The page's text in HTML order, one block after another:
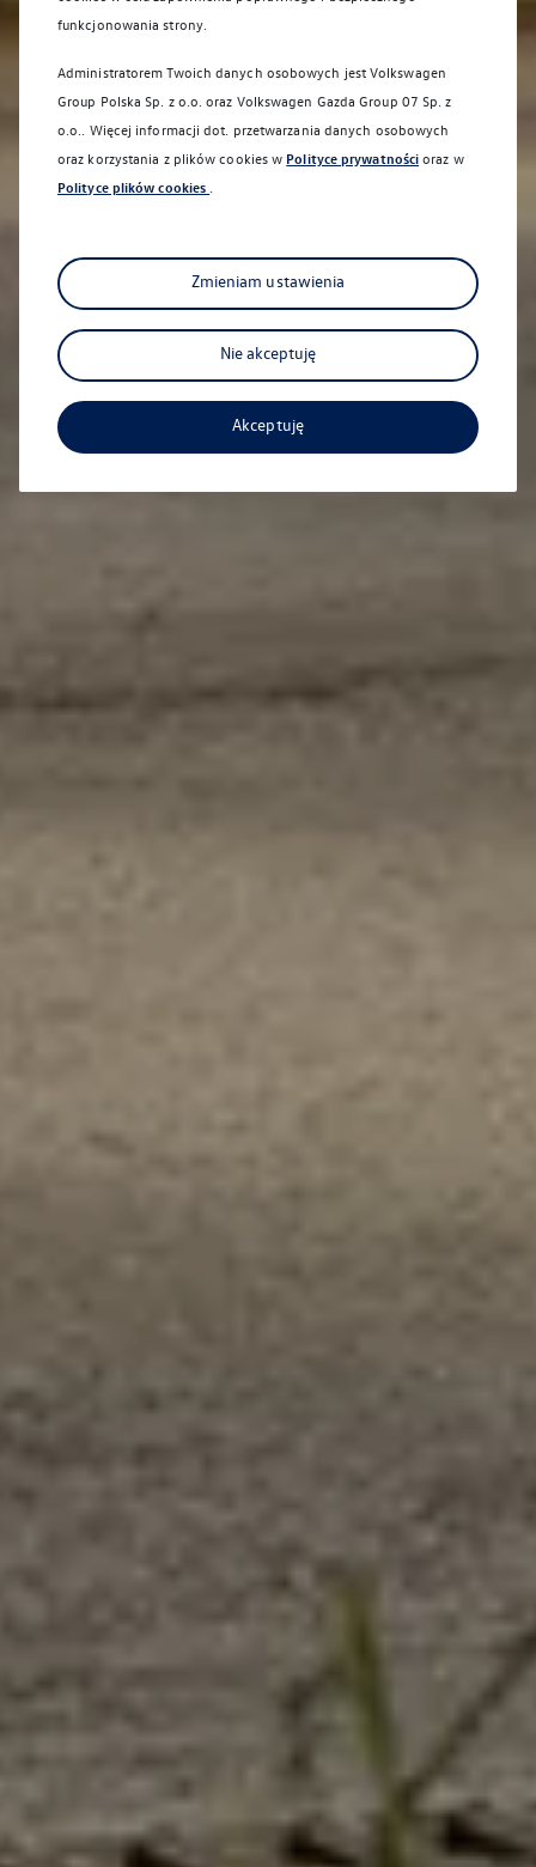
Sprawdź aktualne promocje
serwisowe
Zyskaj jeszcze więcej
funkcjonowania strony.
Administratorem Twoich danych osobowych jest Volkswagen
Group Polska Sp. z o.o. oraz Volkswagen Gazda Group 07 Sp. z
o.o.. Więcej informacji dot. przetwarzania danych osobowych
oraz korzystania z plików cookies w Polityce prywatności oraz w
Polityce plików cookies .
Zmieniam ustawienia
Nie akceptuję
Akceptuję